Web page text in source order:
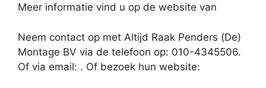
Meer informatie vind u op de website van
Neem contact op met Altijd Raak Penders (De)
Montage BV via de telefoon op: 010-4345506.
Of via email: . Of bezoek hun website: